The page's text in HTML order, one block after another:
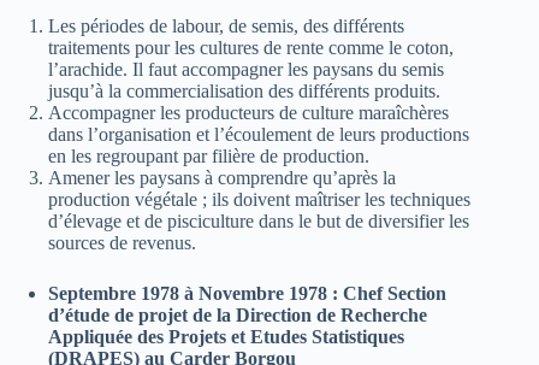
Les périodes de labour, de semis, des différents
traitements pour les cultures de rente comme le coton,
l’arachide. Il faut accompagner les paysans du semis
jusqu’à la commercialisation des différents produits.
Accompagner les producteurs de culture maraîchères
dans l’organisation et l’écoulement de leurs productions
en les regroupant par filière de production.
Amener les paysans à comprendre qu’après la
production végétale ; ils doivent maîtriser les techniques
d’élevage et de pisciculture dans le but de diversifier les
sources de revenus.
Septembre 1978 à Novembre 1978 : Chef Section
d’étude de projet de la Direction de Recherche
Appliquée des Projets et Etudes Statistiques
(DRAPES) au Carder Borgou